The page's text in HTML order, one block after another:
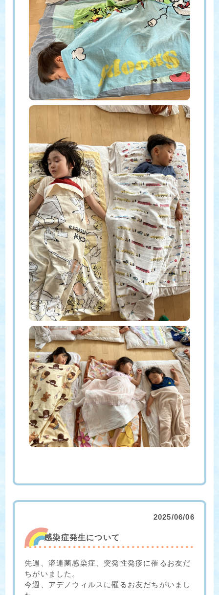
2025/06/06
感染症発生について
先週、溶連菌感染症、突発性発疹に罹るお友だ
ちがいました。
今週、アデノウィルスに罹るお友だちがいまし